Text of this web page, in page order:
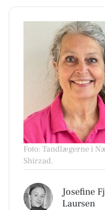
Foto: Tandlægerne i
Shirzad.
Josefine
Laursen